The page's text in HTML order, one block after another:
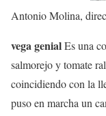
Antonio Molina,
vega genialEs una
salmorejo y tomate
coincidiendo con la
puso en marcha un